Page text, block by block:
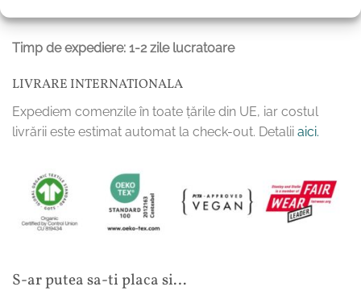
Timp de expediere: 1-2 zile lucratoare
LIVRARE INTERNATIONALA
Expediem comenzile în toate țările din UE, iar costul
livrării este estimat automat la check-out. Detalii aici.
S-ar putea sa-ti placa si…